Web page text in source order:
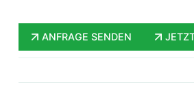
ANFRAGE SENDEN